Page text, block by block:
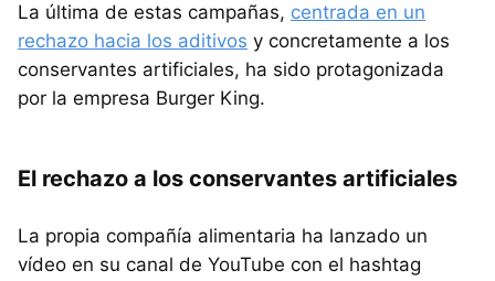
La última de estas campañas, centrada en un
rechazo hacia los aditivos y concretamente a los
conservantes artificiales, ha sido protagonizada
por la empresa Burger King.
El rechazo a los conservantes artificiales
La propia compañía alimentaria ha lanzado un
vídeo en su canal de YouTube con el hashtag